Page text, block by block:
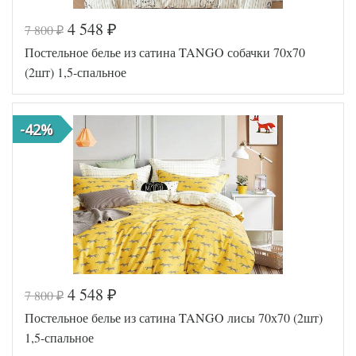
Код товара
552-101
Артикул
TT9854
Ткань
Размер
пододеяльника 150х200
Размер
простыни
180х230
50х70
(1шт),
70х70
(1шт)
Производитель
Tango
(Китай)
Код товара
578-359
Артикул
TT1248
Ткань
7 800₽ 4 548 ₽
Постельное белье из сатина TANGO собачки 70х70
(2шт) 1,5-спальное
-42%
7 800₽ 4 548 ₽
Постельное белье из сатина TANGO лисы 70х70 (2шт)
1,5-спальное